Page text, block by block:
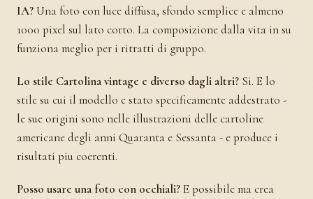
IA?Una foto con luce diffusa, sfondo semplice e almeno
1000 pixel sul lato corto. La composizione dalla vita in su
funziona meglio per i ritratti di gruppo.
Lo stile Cartolina vintage e diverso dagli altri? Si. E lo
stile su cui il modello e stato specificamente addestrato -
le sue origini sono nelle illustrazioni delle cartoline
americane degli anni Quaranta e Sessanta - e produce i
risultati piu coerenti.
Posso usare una foto con occhiali?E possibile ma crea